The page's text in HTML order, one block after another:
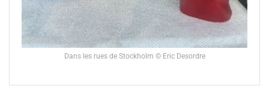
Dans les rues de Stockholm © Eric Desordre